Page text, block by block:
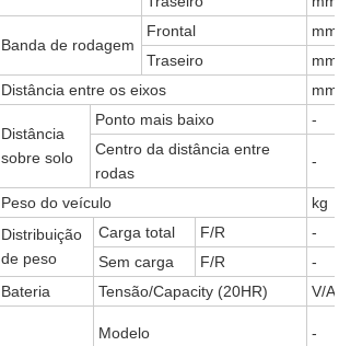
Banda de rodagem
Frontal
mm
Traseiro
mm
Distância entre os eixos
mm
Distância
sobre solo
Ponto mais baixo -
Centro da distância entre
rodas
-
Peso do veículo
kg
Distribuição
de peso
Carga total F/R
-
Sem carga F/R -
Bateria Tensão/Capacity (20HR) V/
Modelo -